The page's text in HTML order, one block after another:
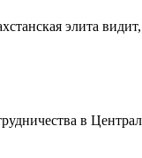
элита
в